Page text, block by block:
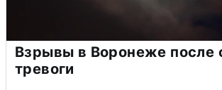
Взрывы в Воронеже после
тревоги